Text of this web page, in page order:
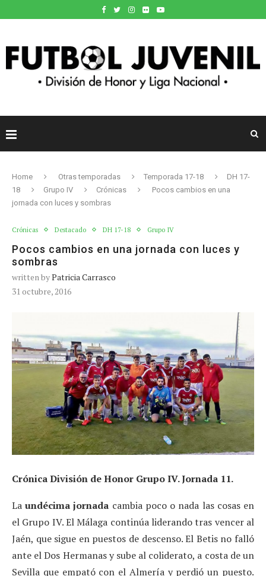
Home Otras temporadas Temporada 17-18
DH 17-
18
Grupo IV Crónicas
Pocos cambios en una
jornada con luces y sombras
Crónicas Destacado DH 17-18 Grupo IV
Pocos cambios en una jornada con luces y
sombras
written byPatricia Carrasco
31 octubre, 2016
Crónica División de Honor Grupo IV. Jornada 11.
Laundécima jornada cambia poco o nada las cosas en
el Grupo IV. El Málaga continúa liderando tras vencer al
Jaén, que sigue en puestos de descenso. El Betis no falló
ante el Dos Hermanas y sube al coliderato, a costa de un
Sevilla que empató con el Almería y perdió un puesto.